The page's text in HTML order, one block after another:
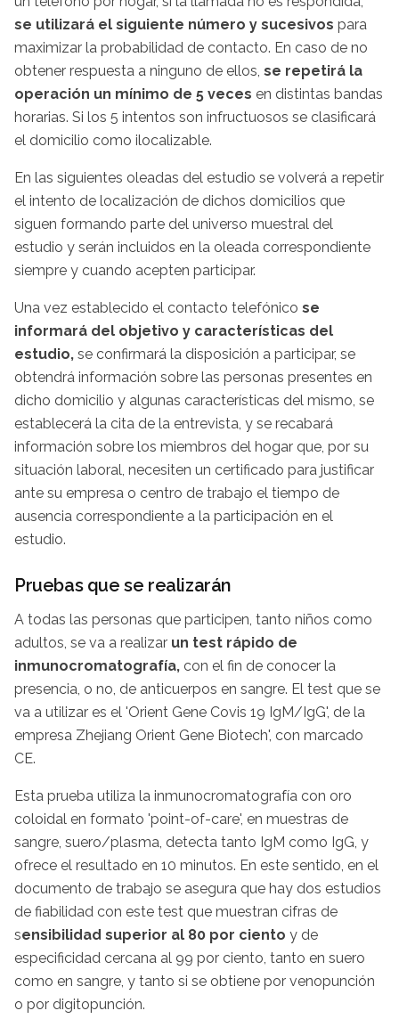
se utilizará el siguiente número y sucesivos para
maximizar la probabilidad de contacto. En caso de no
obtener respuesta a ninguno de ellos, se repetirá la
operación un mínimo de 5 veces en distintas bandas
horarias. Si los 5 intentos son infructuosos se clasificará
el domicilio como ilocalizable.
En las siguientes oleadas del estudio se volverá a repetir
el intento de localización de dichos domicilios que
siguen formando parte del universo muestral del
estudio y serán incluidos en la oleada correspondiente
siempre y cuando acepten participar.
Una vez establecido el contacto telefónico se
informará del objetivo y características del
estudio, se confirmará la disposición a participar, se
obtendrá información sobre las personas presentes en
dicho domicilio y algunas características del mismo, se
establecerá la cita de la entrevista, y se recabará
información sobre los miembros del hogar que, por su
situación laboral, necesiten un certificado para justificar
ante su empresa o centro de trabajo el tiempo de
ausencia correspondiente a la participación en el
estudio.
Pruebas que se realizarán
A todas las personas que participen, tanto niños como
adultos, se va a realizar un test rápido de
inmunocromatografía, con el fin de conocer la
presencia, o no, de anticuerpos en sangre. El test que se
va a utilizar es el 'Orient Gene Covis 19 IgM/IgG', de la
empresa Zhejiang Orient Gene Biotech', con marcado
CE.
Esta prueba utiliza la inmunocromatografía con oro
coloidal en formato 'point-of-care', en muestras de
sangre, suero/plasma, detecta tanto IgM como IgG, y
ofrece el resultado en 10 minutos. En este sentido, en el
documento de trabajo se asegura que hay dos estudios
de fiabilidad con este test que muestran cifras de
sensibilidad superior al 80 por ciento y de
especificidad cercana al 99 por ciento, tanto en suero
como en sangre, y tanto si se obtiene por venopunción
o por digitopunción.